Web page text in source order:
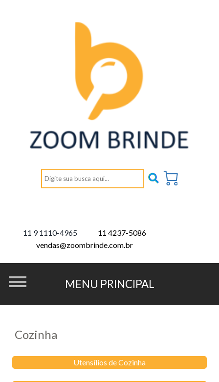
11 9 1110-4965
11 4237-5086
vendas@zoombrinde.com.br
Cozinha
Utensílios de Cozinha